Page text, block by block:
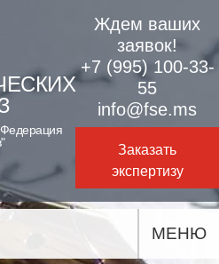
Ждем ваших
заявок!
+7 (995) 100-33-
55
info@fse.ms
Заказать
экспертизу
МЕНЮ